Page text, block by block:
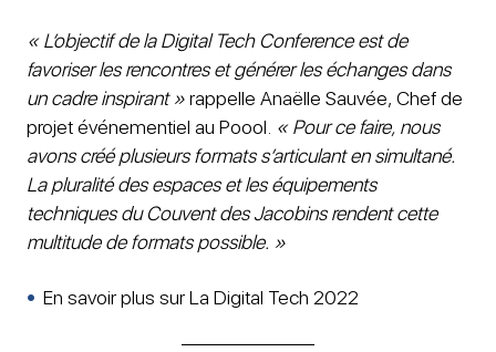
« L’objectif de la Digital Tech Conference est de
favoriser les rencontres et générer les échanges dans
un cadre inspirant »rappelle Anaëlle Sauvée, Chef de
projet événementiel au Poool. « Pour ce faire, nous
avons créé plusieurs formats s’articulant en simultané.
La pluralité des espaces et les équipements
techniques du Couvent des Jacobins rendent cette
multitude de formats possible. »
En savoir plus sur La Digital Tech 2022